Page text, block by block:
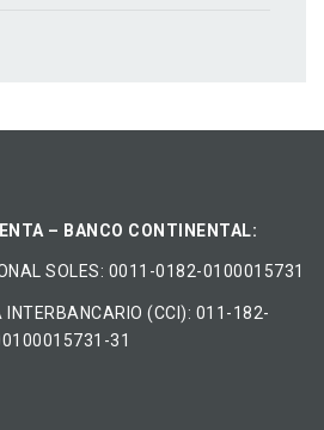
– BANCO CONTINENTAL:
​SOLES​: 0011-0182-0100015731
INTERBANCARIO (CCI): 011-182-
31